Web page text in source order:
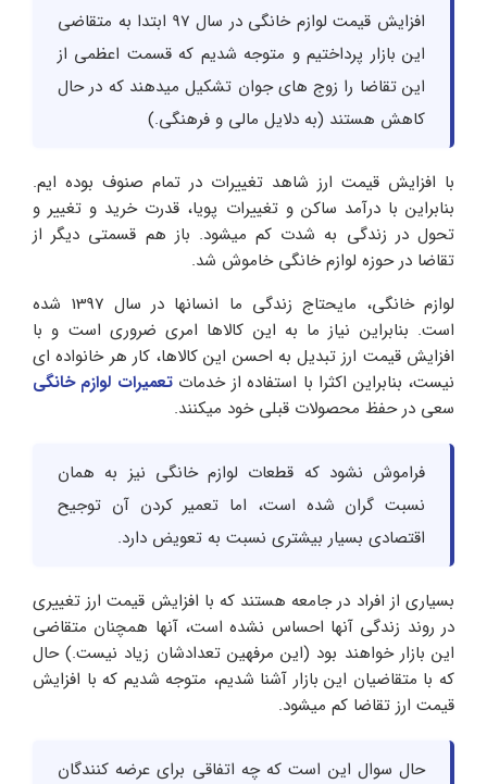
افزایش قیمت لوازم خانگی در سال 97 ابتدا به متقاضی
این بازار پرداختیم و متوجه شدیم که قسمت اعظمی از
این تقاضا را زوج های جوان تشکیل میدهند که در حال
کاهش هستند (به دلایل مالی و فرهنگی.)
با افزایش قیمت ارز شاهد تغییرات در تمام صنوف بوده ایم.
بنابراین با درآمد ساکن و تغییرات پویا، قدرت خرید و تغییر و
تحول در زندگی به شدت کم میشود. باز هم قسمتی دیگر از
تقاضا در حوزه لوازم خانگی خاموش شد.
لوازم خانگی، مایحتاج زندگی ما انسانها در سال 1397 شده
است. بنابراین نیاز ما به این کالاها امری ضروری است و با
افزایش قیمت ارز تبدیل به احسن این کالاها، کار هر خانواده ای
نیست، بنابراین اکثرا با استفاده از خدماتتعمیرات لوازم خانگی
سعی در حفظ محصولات قبلی خود میکنند.
فراموش نشود که قطعات لوازم خانگی نیز به همان
نسبت گران شده است، اما تعمیر کردن آن توجیح
اقتصادی بسیار بیشتری نسبت به تعویض دارد.
بسیاری از افراد در جامعه هستند که با افزایش قیمت ارز تغییری
در روند زندگی آنها احساس نشده است، آنها همچنان متقاضی
این بازار خواهند بود (این مرفهین تعدادشان زیاد نیست.) حال
که با متقاضیان این بازار آشنا شدیم، متوجه شدیم که با افزایش
قیمت ارز تقاضا کم میشود.
حال سوال این است که چه اتفاقی برای عرضه کنندگان